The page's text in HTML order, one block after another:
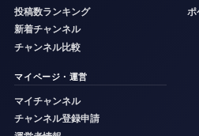
投稿数ランキング
新着チャンネル
チャンネル比較
ポ
マイページ・運営
マイチャンネル
チャンネル登録申請